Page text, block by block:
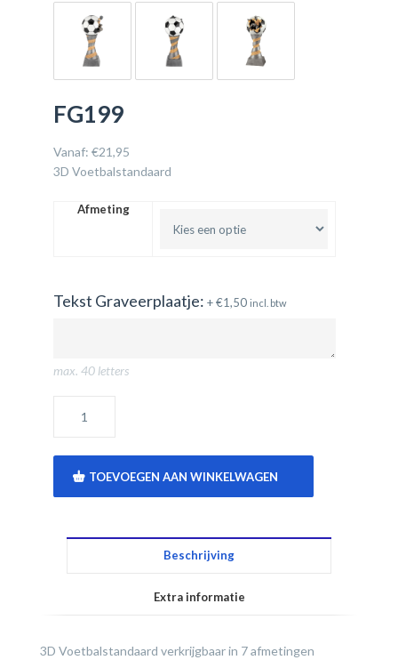
FG199
Vanaf: €21,95
3D Voetbalstandaard
Afmeting
Tekst Graveerplaatje: +€1,50 incl. btw
max. 40 letters
TOEVOEGEN AAN WINKELWAGEN
Beschrijving
Extra informatie
3D Voetbalstandaard verkrijgbaar in 7 afmetingen